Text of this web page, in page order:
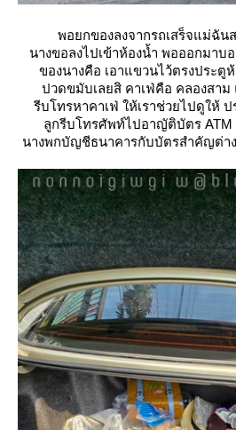
พอยกของลงจากรถเสร็จแม่ฉันส
นางขอลงไปเข้าห้องน้ำ พอออกมาบ
ของนางคือ เอาแขวนไว้ตรงประตู
ปวดขมับเลยสิ คาเฟ่คือ คลองสา
รีบโทรหาคาเฟ่ ให้เราช่วยไปดูให้ ป
ลูกรีบโทรศัพท์ไปอาญัติบัตร ATM
นางพกบัญชีธนาคารกับบัตรสำคัญต่า